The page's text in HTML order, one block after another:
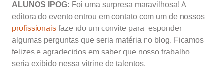
ALUNOS IPOG: Foi uma surpresa maravilhosa! A
editora do evento entrou em contato com um de nossos
profissionais fazendo um convite para responder
algumas perguntas que seria matéria no blog. Ficamos
felizes e agradecidos em saber que nosso trabalho
seria exibido nessa vitrine de talentos.